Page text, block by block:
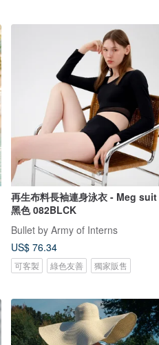
再生布料長袖連身泳衣 - Meg
黑色 082BLCK
Bullet by Army of Interns
US$ 76.34
可客製 綠色友善 獨家販售